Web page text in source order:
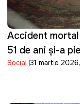
Accident
51 de ani și-a
controlul
Social 31 martie